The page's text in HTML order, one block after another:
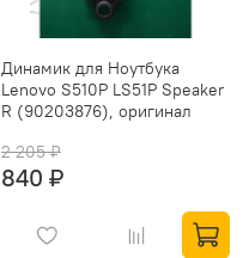
Динамик для Ноутбука
Lenovo S510P LS51P Speaker
R (90203876), оригинал
2 205 ₽
840 ₽